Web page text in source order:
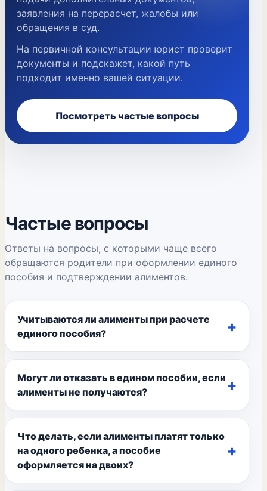
заявления на перерасчет, жалобы или
обращения в суд.
На первичной консультации юрист проверит
документы и подскажет, какой путь
подходит именно вашей ситуации.
Посмотреть частые вопросы
Частые вопросы
Ответы на вопросы, с которыми чаще всего
обращаются родители при оформлении единого
пособия и подтверждении алиментов.
Учитываются ли алименты при расчете
единого пособия?
Могут ли отказать в едином пособии, если
алименты не получаются?
Что делать, если алименты платят только
на одного ребенка, а пособие
оформляется на двоих?